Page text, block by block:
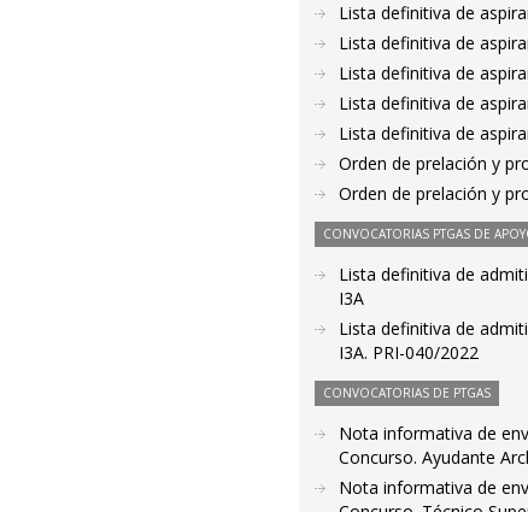
Lista definitiva de
Lista definitiva de
Lista definitiva de
Lista definitiva de
Lista definitiva de
Orden de prelación y
Orden de prelación y
CONVOCATORIAS PTGAS DE
Lista definitiva de
I3A
Lista definitiva de
I3A. PRI-040/2022
CONVOCATORIAS DE PTGAS
Nota informativa de
Concurso. Ayudante
Nota informativa de